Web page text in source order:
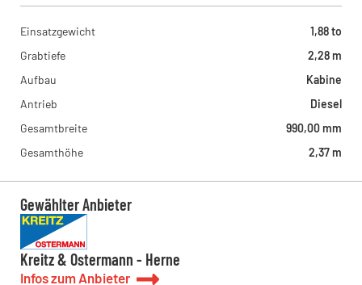
Einsatzgewicht
1,88 to
Grabtiefe
2,28 m
Aufbau
Kabine
Antrieb
Diesel
Gesamtbreite
990,00 mm
Gesamthöhe
2,37 m
Gewählter Anbieter
Kreitz & Ostermann - Herne
Infos zum Anbieter